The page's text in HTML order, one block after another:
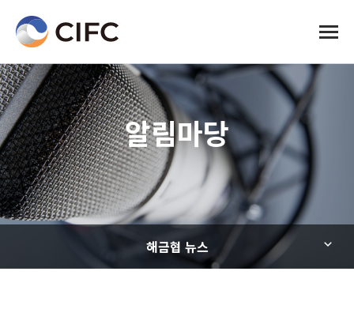
전체메
알림마당
해금협 뉴스